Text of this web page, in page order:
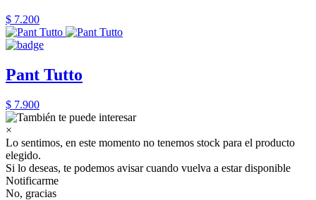
$ 7.200
Pant Tutto
$ 7.900
×
Lo sentimos, en este momento no tenemos stock para el producto
elegido.
Si lo deseas, te podemos avisar cuando vuelva a estar disponible
Notificarme
No, gracias